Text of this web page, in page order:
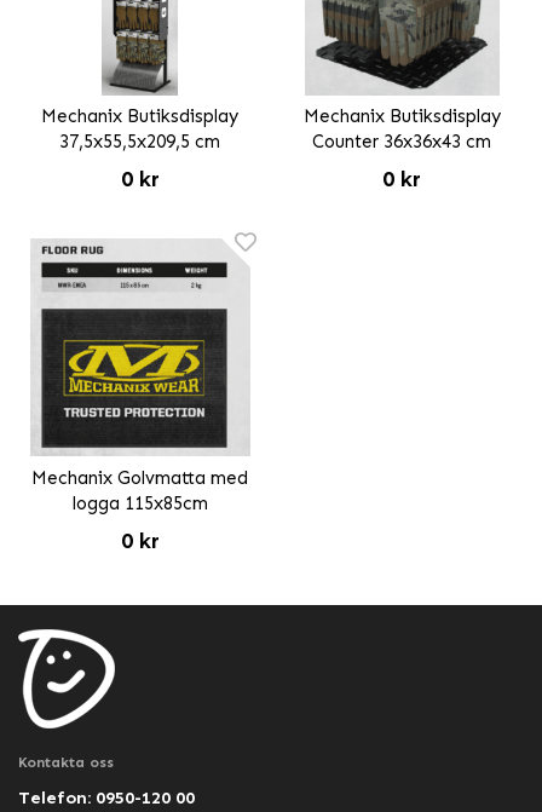
Mechanix Butiksdisplay
37,5x55,5x209,5 cm
0 kr
Mechanix Butiksdisplay
Counter 36x36x43 cm
0 kr
Mechanix Golvmatta med
logga 115x85cm
0 kr
Kontakta oss
Telefon: 0950-120 00